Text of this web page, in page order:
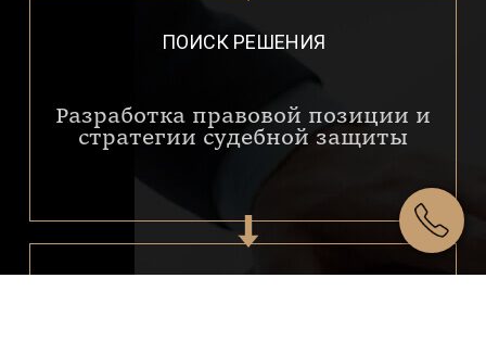
ПОИСК РЕШЕНИЯ
Разработка правовой позиции и
стратегии судебной защиты